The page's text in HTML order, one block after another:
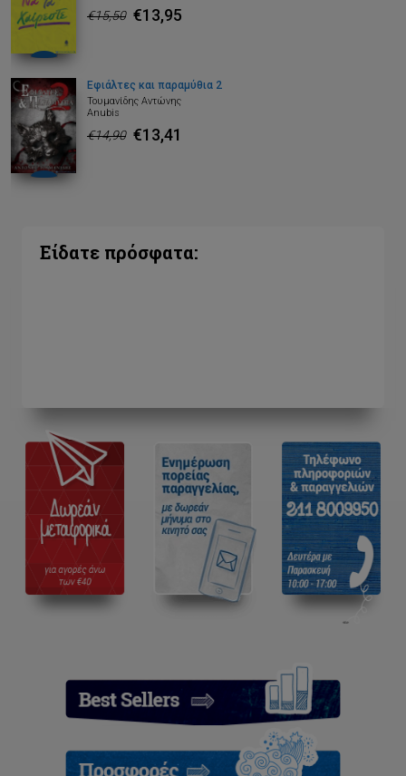
€15,50 €13,95
Εφιάλτες και παραμύθια 2
Τουμανίδης Αντώνης
Anubis
€14,90 €13,41
Είδατε πρόσφατα: